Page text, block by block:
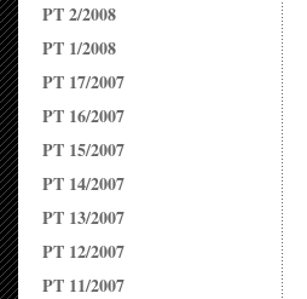
PT 2/2008
PT 1/2008
PT 17/2007
PT 16/2007
PT 15/2007
PT 14/2007
PT 13/2007
PT 12/2007
PT 11/2007